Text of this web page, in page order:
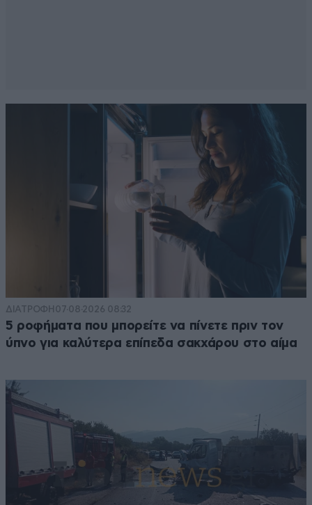
κάποιων απίστευτων τύπων που παριστάνουν τους
καθηγητές να περιγράφονται γλαφυρά, προκαλώντας
γέλια μέχρι δακρύων, από τους έφηβους μαθητές στο
Το προβλημα ειναι οτι αν και οταν το εφαρμοσουν
αυτο το συστημα, θα κρεμιομασται απο τα αρχ...α του
καθε καθηγητακου, για να μπορεσει το παιδι σου να
περασει σε καποιο πανεπιστημιο. Ετοιμαστειτε λοιπον
για ιδιαιτερα στους καθηγητες που θα κανουν την
τρελα μαυρα λεφτα σε ιδιαιτερα για να μαθει το παιδι
σωστα τα οποια μαθηματα κανει. Εκτος και αν
πιστευετε οτι σε ταξη των 25-30 παιδιων, θα γινετε
σωστη διδασκαλια και μνεταδοση της γνωσης
Απαντήστε
27·08·2016 18:27
ΔΙΑΤΡΟΦΗ 07·08·2026 08:32
5 ροφήματα που μπορείτε να πίνετε πριν τον
ύπνο για καλύτερα επίπεδα σακχάρου στο αίμα